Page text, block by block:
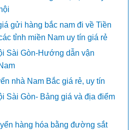
gửi hàng bắc nam đi về Tiền
tỉnh miền Nam uy tín giá rẻ
Sài Gòn-Hướng dẫn vận
nhà Nam Bắc giá rẻ, uy tín
Sài Gòn- Bảng giá và địa điểm
hàng hóa bằng đường sắt